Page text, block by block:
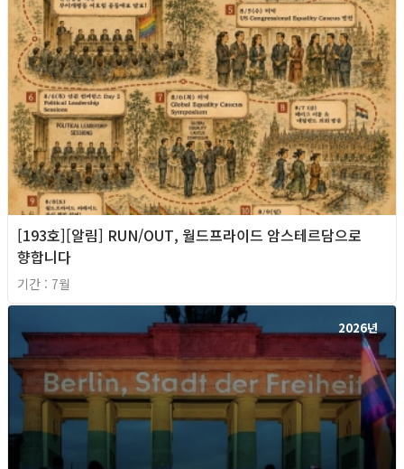
[193호][알림] RUN/OUT, 월드프라이드 암스테르담으로
향합니다
기간 : 7월
2026년